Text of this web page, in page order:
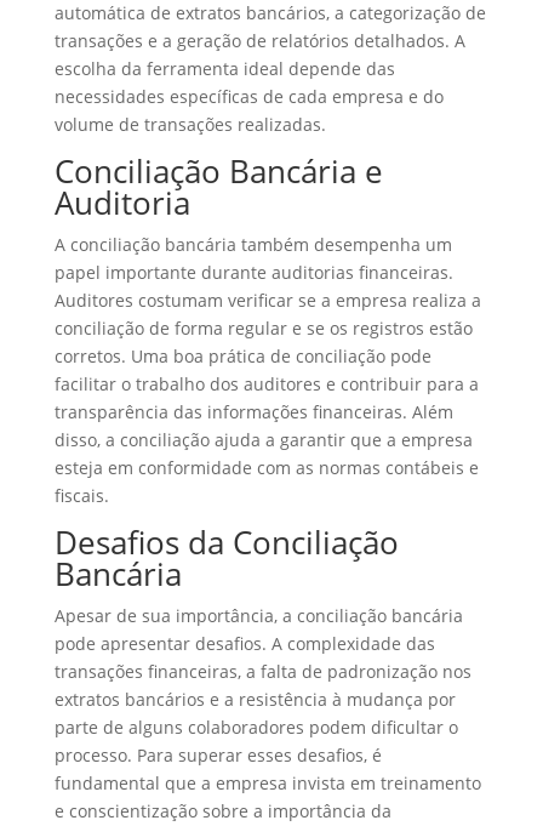
automática de extratos bancários, a categorização de
transações e a geração de relatórios detalhados. A
escolha da ferramenta ideal depende das
necessidades específicas de cada empresa e do
volume de transações realizadas.
Conciliação Bancária e
Auditoria
A conciliação bancária também desempenha um
papel importante durante auditorias financeiras.
Auditores costumam verificar se a empresa realiza a
conciliação de forma regular e se os registros estão
corretos. Uma boa prática de conciliação pode
facilitar o trabalho dos auditores e contribuir para a
transparência das informações financeiras. Além
disso, a conciliação ajuda a garantir que a empresa
esteja em conformidade com as normas contábeis e
fiscais.
Desafios da Conciliação
Bancária
Apesar de sua importância, a conciliação bancária
pode apresentar desafios. A complexidade das
transações financeiras, a falta de padronização nos
extratos bancários e a resistência à mudança por
parte de alguns colaboradores podem dificultar o
processo. Para superar esses desafios, é
fundamental que a empresa invista em treinamento
e conscientização sobre a importância da